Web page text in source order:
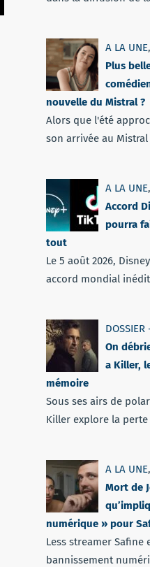
A LA UNE,
Plus
nouvelle du Mistral ?
Alors que l'été
son arrivée au
A LA UNE,
Accord
pourra
tout
Le 5 août 2026,
accord mondial
On
a Killer,
mémoire
Sous ses airs de
Killer explore la perte
A LA UNE,
Mort de
numérique » pour
Less streamer
bannissement